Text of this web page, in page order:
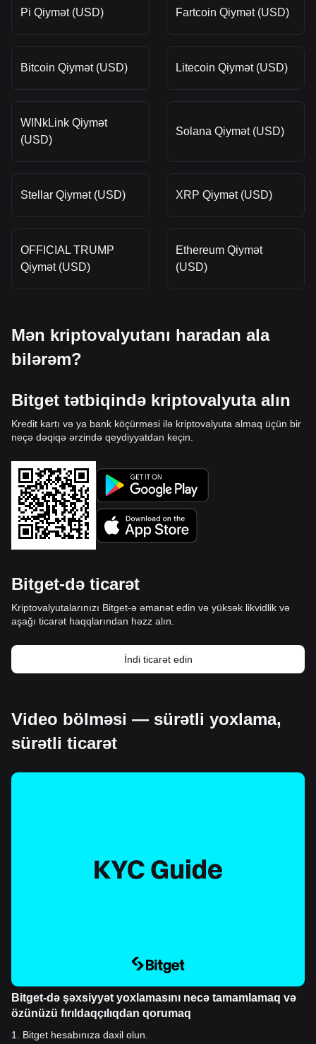
Pi Qiymət (USD) Fartcoin Qiymət (USD)
Bitcoin Qiymət (USD) Litecoin Qiymət (USD)
WINkLink Qiymət
(USD)
Solana Qiymət (USD)
Stellar Qiymət (USD) XRP Qiymət (USD)
OFFICIAL TRUMP
Qiymət (USD)
Ethereum Qiymət
(USD)
Mən kriptovalyutanı haradan ala
bilərəm?
Bitget tətbiqində kriptovalyuta alın
Kredit kartı və ya bank köçürməsi ilə kriptovalyuta almaq üçün bir
neçə dəqiqə ərzində qeydiyyatdan keçin.
Bitget-də ticarət
Kriptovalyutalarınızı Bitget-ə əmanət edin və yüksək likvidlik və
aşağı ticarət haqqlarından həzz alın.
İndi ticarət edin
Video bölməsi — sürətli yoxlama,
sürətli ticarət
Bitget-də şəxsiyyət yoxlamasını necə tamamlamaq və
özünüzü fırıldaqçılıqdan qorumaq
1
Bitget hesabınıza daxil olun.